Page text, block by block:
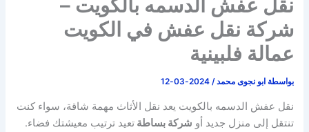
نقل عفش الدسمه بالكويت –
شركة نقل عفش في الكويت
عمالة فلبينية
بواسطة ابو نجوى محمد/
2024-03-12
نقل عفش الدسمه بالكويت يعد نقل الأثاث مهمة شاقة، سواء كنت
تنتقل إلى منزل جديد أو شركة بساطةتعيد ترتيب معيشتك فضاء.